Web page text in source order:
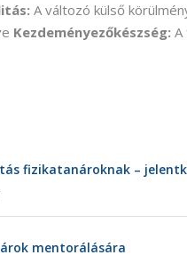
A változó külső
Kezdeményezőkészség: A
fizikatanároknak –
mentorálására